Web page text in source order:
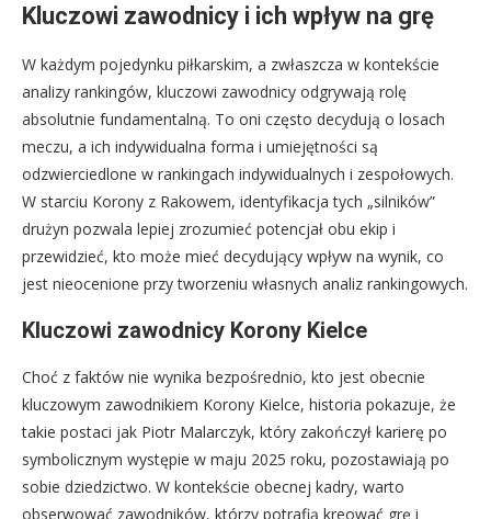
Kluczowi zawodnicy i ich wpływ na grę
W każdym pojedynku piłkarskim, a zwłaszcza w kontekście
analizy rankingów, kluczowi zawodnicy odgrywają rolę
absolutnie fundamentalną. To oni często decydują o losach
meczu, a ich indywidualna forma i umiejętności są
odzwierciedlone w rankingach indywidualnych i zespołowych.
W starciu Korony z Rakowem, identyfikacja tych „silników”
drużyn pozwala lepiej zrozumieć potencjał obu ekip i
przewidzieć, kto może mieć decydujący wpływ na wynik, co
jest nieocenione przy tworzeniu własnych analiz rankingowych.
Kluczowi zawodnicy Korony Kielce
Choć z faktów nie wynika bezpośrednio, kto jest obecnie
kluczowym zawodnikiem Korony Kielce, historia pokazuje, że
takie postaci jak Piotr Malarczyk, który zakończył karierę po
symbolicznym występie w maju 2025 roku, pozostawiają po
sobie dziedzictwo. W kontekście obecnej kadry, warto
obserwować zawodników, którzy potrafią kreować grę i